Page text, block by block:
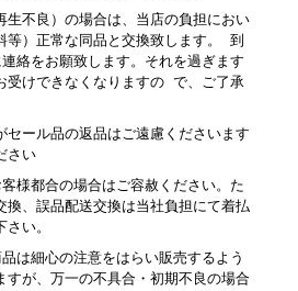
生不良）の場合は、当店の負担におい
等）正常な同品と交換致します。 到
絡をお願致します。それを過ぎます
受けできなくなりますの で、ご了承
セール品の返品はご遠慮くださいます
さい
様都合の場合はご容赦ください。た
換、誤品配送交換は当社負担にて着払
い。
細心の注意をはらい販売するよう
すが、万一の不具合・初期不良の場合